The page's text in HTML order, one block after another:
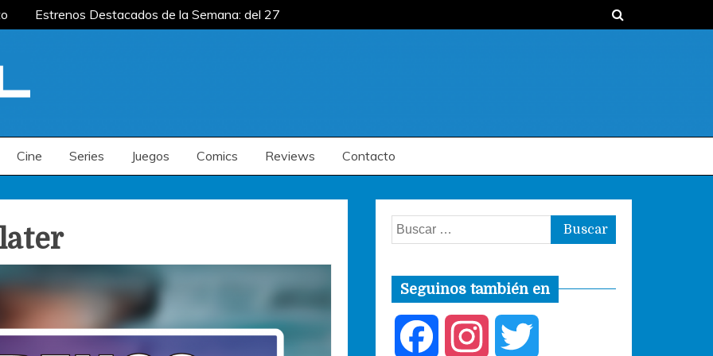
Estrenos Destacados de la Semana: del 27
Estrenos Destacados de la Semana: del 27
Cine Series Juegos Comics Reviews Contacto
Buscar:
Seguinos también en